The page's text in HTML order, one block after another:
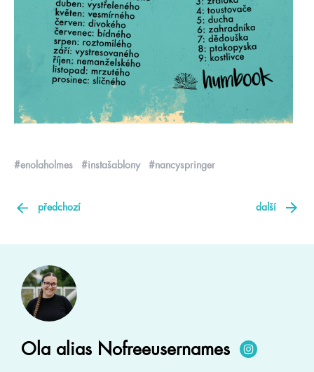
#enolaholmes #instašablony #nancyspringer
předchozí další
Ola alias Nofreeusernames